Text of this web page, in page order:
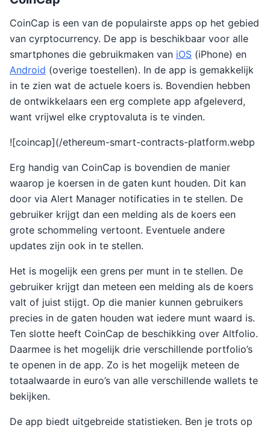
CoinCap is een van de populairste apps op het gebied
van cyrptocurrency. De app is beschikbaar voor alle
smartphones die gebruikmaken van iOS (iPhone) en
Android (overige toestellen). In de app is gemakkelijk
in te zien wat de actuele koers is. Bovendien hebben
de ontwikkelaars een erg complete app afgeleverd,
want vrijwel elke cryptovaluta is te vinden.
![coincap](/ethereum-smart-contracts-platform.webp
Erg handig van CoinCap is bovendien de manier
waarop je koersen in de gaten kunt houden. Dit kan
door via Alert Manager notificaties in te stellen. De
gebruiker krijgt dan een melding als de koers een
grote schommeling vertoont. Eventuele andere
updates zijn ook in te stellen.
Het is mogelijk een grens per munt in te stellen. De
gebruiker krijgt dan meteen een melding als de koers
valt of juist stijgt. Op die manier kunnen gebruikers
precies in de gaten houden wat iedere munt waard is.
Ten slotte heeft CoinCap de beschikking over Altfolio.
Daarmee is het mogelijk drie verschillende portfolio’s
te openen in de app. Zo is het mogelijk meteen de
totaalwaarde in euro’s van alle verschillende wallets te
bekijken.
De app biedt uitgebreide statistieken. Ben je trots op